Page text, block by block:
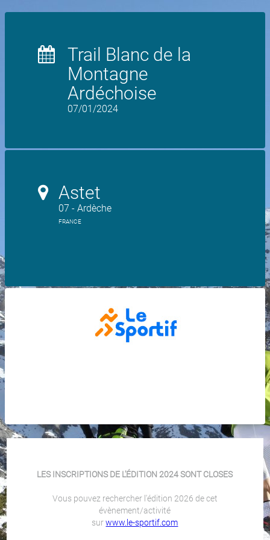
Trail Blanc de la
Montagne
Ardéchoise
07/01/2024
Astet
07 - Ardèche
FRANCE
LES INSCRIPTIONS DE L'ÉDITION 2024 SONT CLOSES
Vous pouvez rechercher l'édition 2026 de cet
évènement/activité
surwww.le-sportif.com